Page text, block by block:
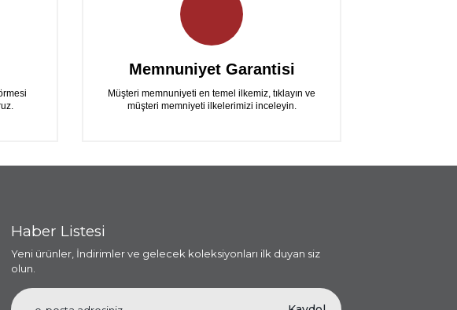
Memnuniyet Garantisi
Müşteri memnuniyeti en temel ilkemiz, tıklayın ve
müşteri memniyeti ilkelerimizi inceleyin.
Haber Listesi
Yeni ürünler, İndirimler ve gelecek koleksiyonları ilk duyan siz
olun.